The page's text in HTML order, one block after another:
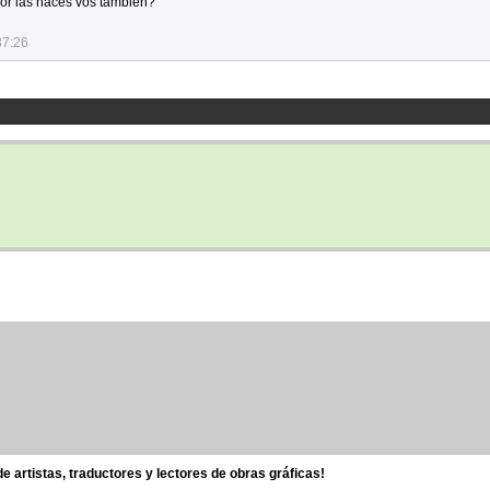
artistas, traductores y lectores de obras gráficas!